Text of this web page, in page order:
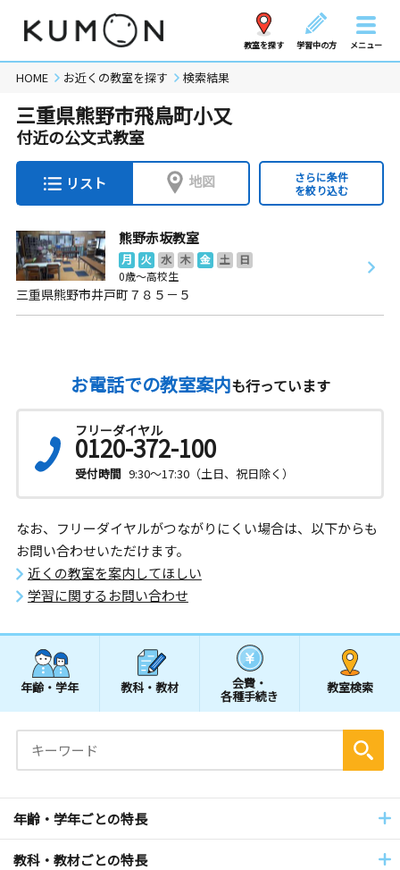
教室を探す 学習中の方 メニュー
HOME お近くの教室を探す 検索結果
三重県熊野市飛鳥町小又
付近の公文式教室
リスト 地図
さらに条件
を絞り込む
熊野赤坂教室
月 火 水 木 金 土
日
0歳～高校生
三重県熊野市井戸町７８５－５
お電話での教室案内も行っています
フリーダイヤル
0120-372-100
受付時間 9:30～17:30（土日、祝日除く）
なお、フリーダイヤルがつながりにくい場合は、以下からも
お問い合わせいただけます。
近くの教室を案内してほしい
学習に関するお問い合わせ
年齢・学年 教科・教材 会費・
各種手続き
教室検索
年齢・学年ごとの特長
教科・教材ごとの特長